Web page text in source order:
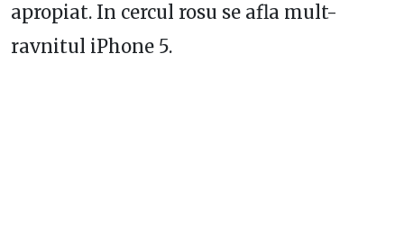
apropiat. In cercul rosu se afla mult-
ravnitul iPhone 5.